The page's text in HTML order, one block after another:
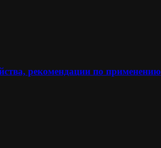
рекомендации по применению